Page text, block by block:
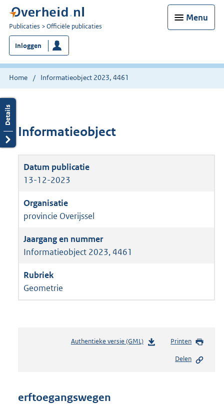
Menu
U
bent
nu
hier:
Publicaties Officiële publicaties
Inloggen
Home Informatieobject 2023, 4461
Informatieobject
13-12-2023
provincie Overijssel
Informatieobject 2023, 4461
Geometrie
Authentieke versie (GML)b
Printen
Delen
erftoegangswegen